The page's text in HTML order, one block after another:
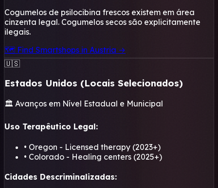
Cogumelos de psilocibina frescos existem em área
cinzenta legal. Cogumelos secos são explicitamente
ilegais.
🗺️ Find Smartshops in Austria →
🇺🇸
Estados Unidos (Locais Selecionados)
🏛️ Avanços em Nível Estadual e Municipal
Uso Terapêutico Legal:
• Oregon - Licensed therapy (2023+)
• Colorado - Healing centers (2025+)
Cidades Descriminalizadas: